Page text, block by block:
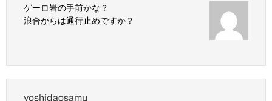
ゲーロ岩の手前かな？
浪合からは通行止めですか？
yoshidaosamu